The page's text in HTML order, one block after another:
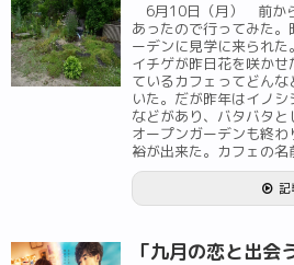
6月10日（月） 前か
あったので行ってみた
ーデンに見学に来られ
イチゲが昨日花を咲か
ているカフェってどん
いた。だが昨年はイノ
などがあり、バタバタ
オープンガーデンも終
裕が出来た。カフェの
記
「九月の恋と出会